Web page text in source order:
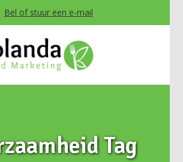
Bel of stuur een e-mail
Tag